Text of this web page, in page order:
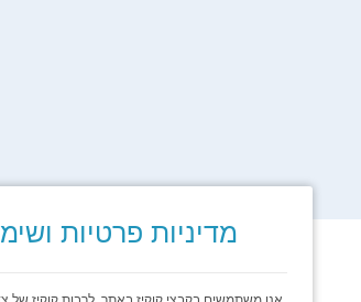
מדיניות פרטיות